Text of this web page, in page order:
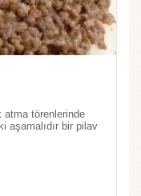
atma törenlerinde
aşamalıdır bir pilav